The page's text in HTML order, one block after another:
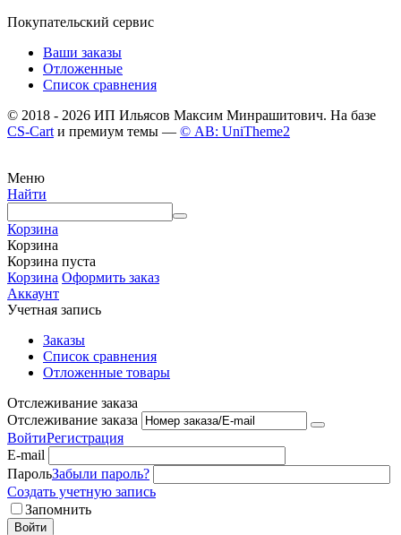
Покупательский сервис
Ваши заказы
Отложенные
Список сравнения
© 2018 - 2026 ИП Ильясов Максим Минрашитович. На базе
CS-Cart и премиум темы — © AB: UniTheme2
Меню
Найти
Корзина
Корзина
Корзина пуста
Корзина Оформить заказ
Аккаунт
Учетная запись
Заказы
Список сравнения
Отложенные товары
Отслеживание заказа
Отслеживание заказа
ВойтиРегистрация
E-mail
ПарольЗабыли пароль?
Создать учетную запись
Запомнить
Войти